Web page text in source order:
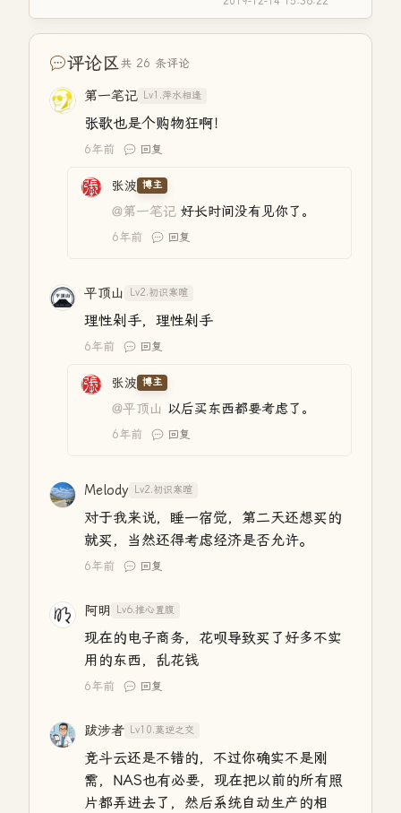
评论区共 26 条评论
第一笔记 Lv1.萍水相逢
张歌也是个购物狂啊！
6年前 回复
张波 博主
@第一笔记 好长时间没有见你了。
6年前 回复
平顶山 Lv2.初识寒暄
理性剁手，理性剁手
6年前 回复
张波 博主
@平顶山 以后买东西都要考虑了。
6年前 回复
Melody Lv2.初识寒暄
对于我来说，睡一宿觉，第二天还想买的
就买，当然还得考虑经济是否允许。
6年前 回复
阿明 Lv6.推心置腹
现在的电子商务，花呗导致买了好多不实
用的东西，乱花钱
6年前 回复
跋涉者 Lv10.莫逆之交
竞斗云还是不错的，不过你确实不是刚
需，NAS也有必要，现在把以前的所有照
片都弄进去了，然后系统自动生产的相